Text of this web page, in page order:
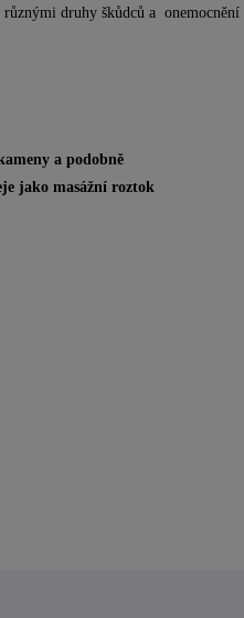
druhy škůdců a onemocnění
a podobně
jako masážní roztok